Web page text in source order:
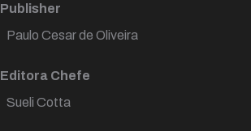
Publisher
Paulo Cesar de Oliveira
Editora Chefe
Sueli Cotta